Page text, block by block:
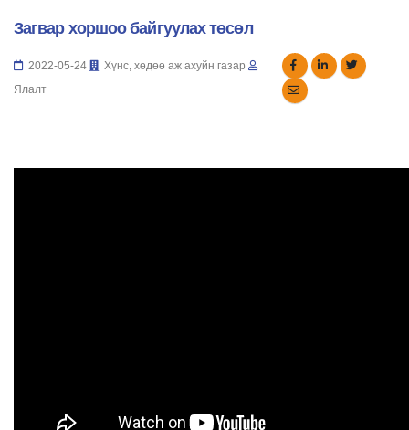
Загвар хоршоо байгуулах төсөл
2022-05-24
Хүнс, хөдөө аж ахуйн газар
Ялалт